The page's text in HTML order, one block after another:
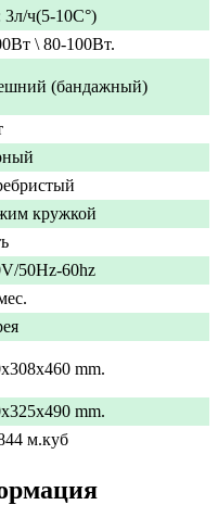
3л/ч(5-10C°)
\ 80-100Вт.
(бандажный)
кружкой
50Hz-60hz
mm.
mm.
м.куб